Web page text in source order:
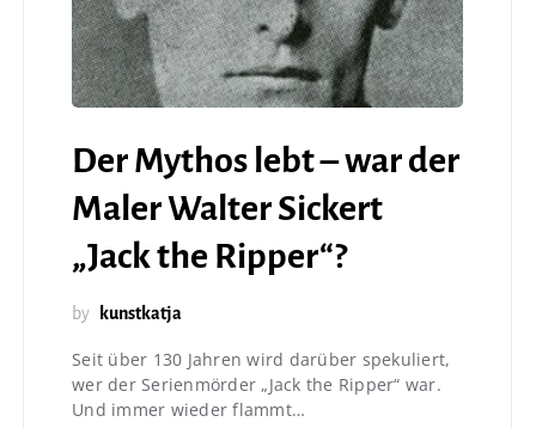
Der Mythos lebt – war der
Maler Walter Sickert
„Jack the Ripper“?
by kunstkatja
Seit über 130 Jahren wird darüber spekuliert,
wer der Serienmörder „Jack the Ripper“ war.
Und immer wieder flammt…